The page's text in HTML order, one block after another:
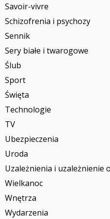
Savoir-vivre
Schizofrenia i psychozy
Sennik
Sery białe i twarogowe
Ślub
Sport
Święta
Technologie
TV
Ubezpieczenia
Uroda
Uzależnienia i uzależnienie
Wielkanoc
Wnętrza
Wydarzenia